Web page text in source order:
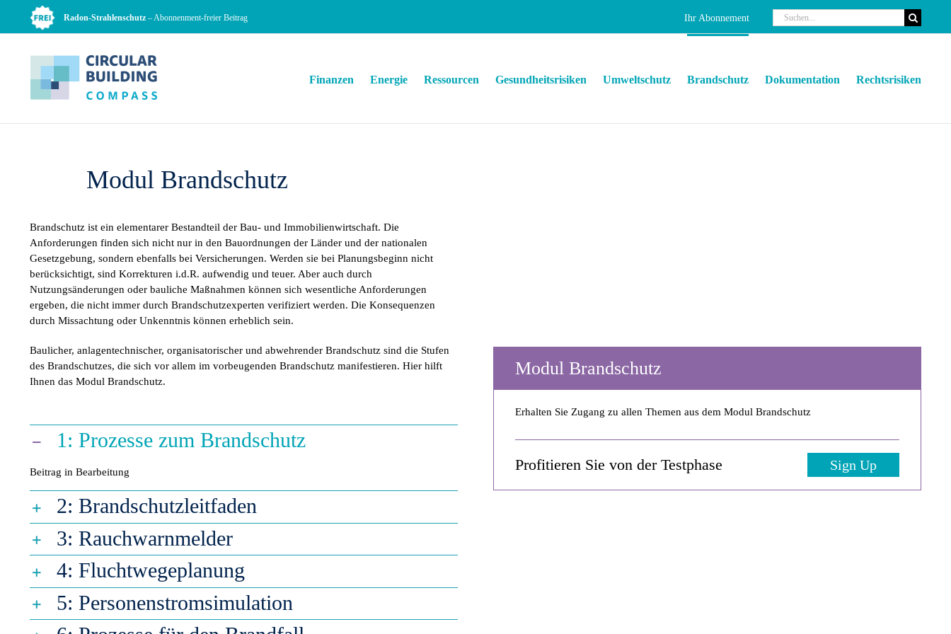
Radon-Strahlenschutz – Abonnenment-freier Beitrag Ihr Abonnement
Suche
nach:
Finanzen Energie Ressourcen Gesundheitsrisiken Umweltschutz Brandschutz Dokumentation Rechtsrisiken
Modul Brandschutz
Brandschutz ist ein elementarer Bestandteil der Bau- und Immobilienwirtschaft. Die
Anforderungen finden sich nicht nur in den Bauordnungen der Länder und der nationalen
Gesetzgebung, sondern ebenfalls bei Versicherungen. Werden sie bei Planungsbeginn nicht
berücksichtigt, sind Korrekturen i.d.R. aufwendig und teuer. Aber auch durch
Nutzungsänderungen oder bauliche Maßnahmen können sich wesentliche Anforderungen
ergeben, die nicht immer durch Brandschutzexperten verifiziert werden. Die Konsequenzen
durch Missachtung oder Unkenntnis können erheblich sein.
Baulicher, anlagentechnischer, organisatorischer und abwehrender Brandschutz sind die Stufen
des Brandschutzes, die sich vor allem im vorbeugenden Brandschutz manifestieren. Hier hilft
Ihnen das Modul Brandschutz.
1: Prozesse zum Brandschutz
Beitrag in Bearbeitung
2: Brandschutzleitfaden
3: Rauchwarnmelder
4: Fluchtwegeplanung
5: Personenstromsimulation
Modul Brandschutz
Erhalten Sie Zugang zu allen Themen aus dem Modul Brandschutz
Profitieren Sie von der Testphase Sign Up